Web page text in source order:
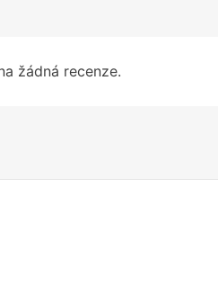
žádná recenze.